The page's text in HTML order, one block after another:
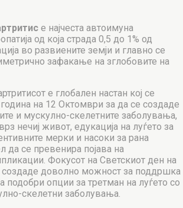
е најчеста автоимуна
од која страда 0,5 до 1% од
во развиените земји и главно се
зафакање на зглобовите на
е глобален настан кој се
година на 12 Октомври за да се создаде
и мускулно-скелетните заболувања,
нечиј живот, едукација на луѓето за
мерки и насоки за рана
да се превенира појава на
Фокусот на Светскиот ден на
создаде доволно можност за поддршка
подобри опции за третман на луѓето со
скелетни заболувања.